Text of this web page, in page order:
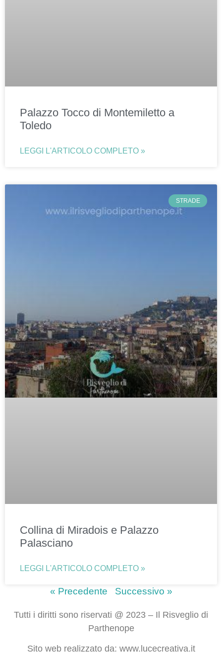
Palazzo Tocco di Montemiletto a
Toledo
LEGGI L'ARTICOLO COMPLETO »
STRADE
Collina di Miradois e Palazzo
Palasciano
LEGGI L'ARTICOLO COMPLETO »
« Precedente Successivo »
Tutti i diritti sono riservati @ 2023 – Il Risveglio di
Parthenope
Sito web realizzato da: www.lucecreativa.it